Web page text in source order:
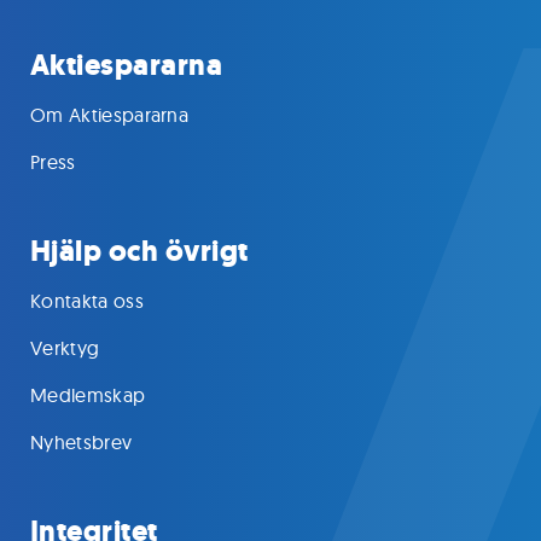
Aktiespararna
Om Aktiespararna
Press
Hjälp och övrigt
Kontakta oss
Verktyg
Medlemskap
Nyhetsbrev
Integritet